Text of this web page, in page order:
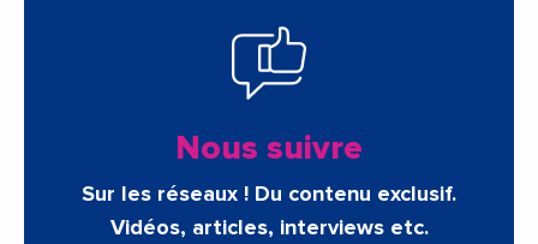
Nous suivre
Sur les réseaux ! Du contenu exclusif.
Vidéos, articles, interviews etc.